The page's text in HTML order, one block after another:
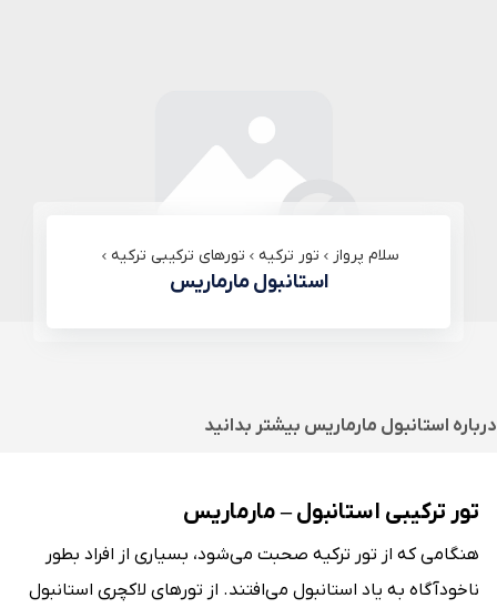
سلام پرواز تور ترکیه تورهای ترکیبی ترکیه
استانبول مارماریس
درباره استانبول مارماریس بیشتر بدانید
تور ترکیبی استانبول – مارماریس
هنگامی که از تور ترکیه صحبت می‌شود، بسیاری از افراد بطور
ناخودآگاه به یاد استانبول می‌افتند. از تورهای لاکچری استانبول